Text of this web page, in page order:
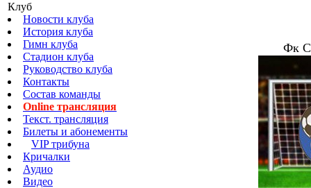
Клуб
Новости клуба
История клуба
Гимн клуба
Стадион клуба
Руководство клуба
Контакты
Состав команды
Online трансляция
Текст. трансляция
Билеты и абонементы
VIP трибуна
Кричалки
Аудио
Видео
Фк